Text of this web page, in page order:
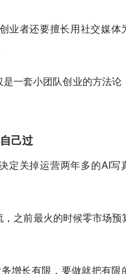
业者还要擅长用社交媒体
一套小团队创业的方法论
己过
定关掉运营两年多的AI写
之前最火的时候零市场预
增长有限，要做就把有限